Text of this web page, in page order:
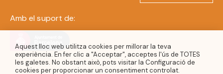
Amb el suport de:
Aquest lloc web utilitza cookies per millorar la teva
experiència. En fer clic a "Acceptar", acceptes l'ús de TOTES
les galetes. No obstant això, pots visitar la Configuració de
cookies per proporcionar un consentiment controlat.